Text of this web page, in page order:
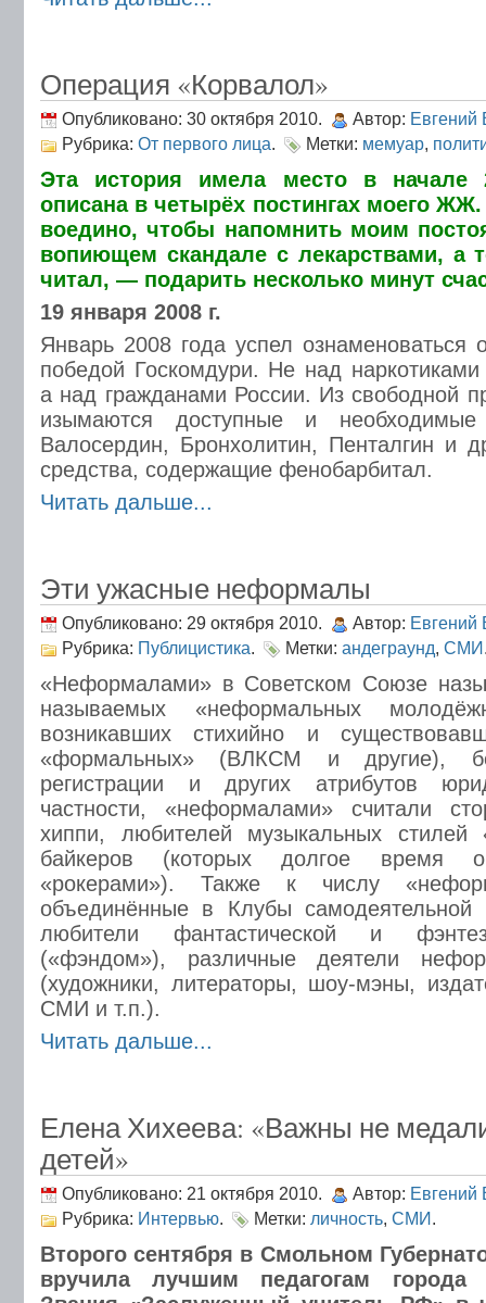
Операция «Корвалол»
Опубликовано: 30 октября 2010. Автор: Евгений
Рубрика: От первого лица. Метки: мемуар,
Эта история имела место в
описана в четырёх постингах моего
воедино, чтобы напомнить моим
вопиющем скандале с лекарствами,
читал, — подарить несколько минут
19 января 2008 г.
Январь 2008 года успел ознаменоваться
победой Госкомдури. Не над
а над гражданами России. Из свободной
изымаются доступные и
Валосердин, Бронхолитин, Пенталгин и
средства, содержащие фенобарбитал.
Читать дальше...
Эти ужасные неформалы
Опубликовано: 29 октября 2010. Автор: Евгений
Рубрика: Публицистика. Метки: андеграунд, СМИ
«Неформалами» в Советском Союзе
называемых «неформальных
возникавших стихийно и
«формальных» (ВЛКСМ и другие),
регистрации и других атрибутов
частности, «неформалами» считали
хиппи, любителей музыкальных стилей
байкеров (которых долгое время
«рокерами»). Также к числу
объединённые в Клубы
любители фантастической и
(«фэндом»), различные деятели
(художники, литераторы, шоу-мэны,
СМИ и т.п.).
Читать дальше...
Елена Хихеева: «Важны не
детей»
Опубликовано: 21 октября 2010. Автор: Евгений
Рубрика: Интервью. Метки: личность, СМИ.
Второго сентября в Смольном
вручила лучшим педагогам города